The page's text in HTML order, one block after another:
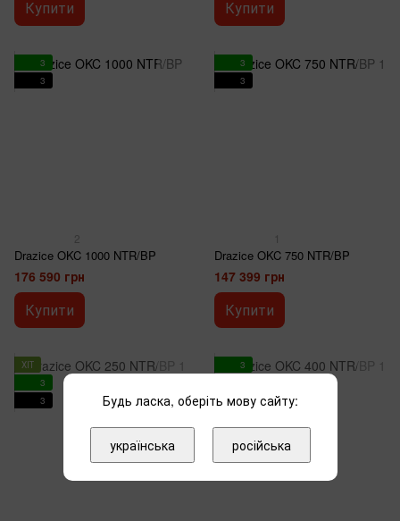
Купити Купити
3
3
2
Drazice OKC 1000 NTR/BP
176 590 грн
Купити
3
3
1
Drazice OKC 750 NTR/BP
147 399 грн
Купити
ХІТ
3
3
3
Будь ласка, оберіть мову сайту:
українська російська